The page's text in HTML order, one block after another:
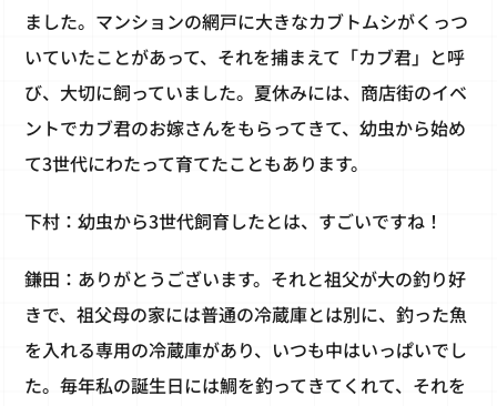
ました。マンションの網戸に大きなカブトムシがくっつ
いていたことがあって、それを捕まえて「カブ君」と呼
び、大切に飼っていました。夏休みには、商店街のイベ
ントでカブ君のお嫁さんをもらってきて、幼虫から始め
て3世代にわたって育てたこともあります。
下村：幼虫から3世代飼育したとは、すごいですね！
鎌田：ありがとうございます。それと祖父が大の釣り好
きで、祖父母の家には普通の冷蔵庫とは別に、釣った魚
を入れる専用の冷蔵庫があり、いつも中はいっぱいでし
た。毎年私の誕生日には鯛を釣ってきてくれて、それを